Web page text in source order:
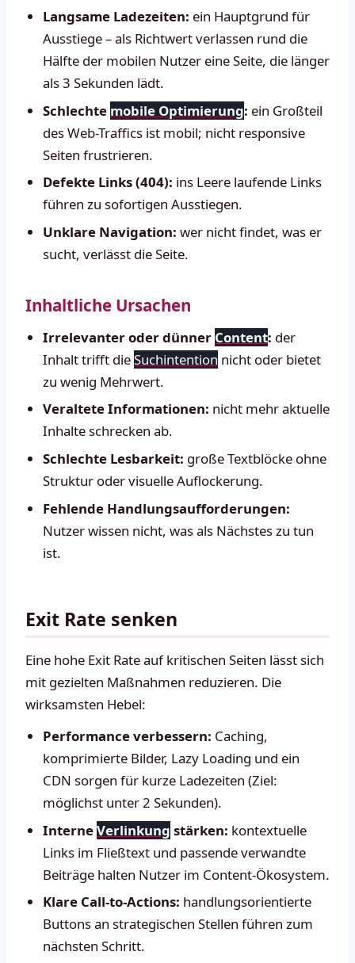
Langsame Ladezeiten: ein Hauptgrund für
Ausstiege – als Richtwert verlassen rund die
Hälfte der mobilen Nutzer eine Seite, die länger
als 3 Sekunden lädt.
Schlechte mobile Optimierung: ein Großteil
des Web-Traffics ist mobil; nicht responsive
Seiten frustrieren.
Defekte Links (404): ins Leere laufende Links
führen zu sofortigen Ausstiegen.
Unklare Navigation: wer nicht findet, was er
sucht, verlässt die Seite.
Inhaltliche Ursachen
Irrelevanter oder dünner Content: der
Inhalt trifft dieSuchintention nicht oder bietet
zu wenig Mehrwert.
Veraltete Informationen: nicht mehr aktuelle
Inhalte schrecken ab.
Schlechte Lesbarkeit: große Textblöcke ohne
Struktur oder visuelle Auflockerung.
Fehlende Handlungsaufforderungen:
Nutzer wissen nicht, was als Nächstes zu tun
ist.
Exit Rate senken
Eine hohe Exit Rate auf kritischen Seiten lässt sich
mit gezielten Maßnahmen reduzieren. Die
wirksamsten Hebel:
Performance verbessern: Caching,
komprimierte Bilder, Lazy Loading und ein
CDN sorgen für kurze Ladezeiten (Ziel:
möglichst unter 2 Sekunden).
InterneVerlinkung stärken: kontextuelle
Links im Fließtext und passende verwandte
Beiträge halten Nutzer im Content-Ökosystem.
Klare Call-to-Actions: handlungsorientierte
Buttons an strategischen Stellen führen zum
nächsten Schritt.